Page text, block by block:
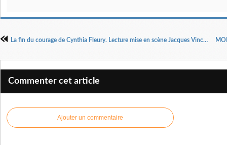
La fin du courage de Cynthia Fleury. Lecture mise en scène Jacques Vincey.
Commenter cet article
Ajouter un commentaire